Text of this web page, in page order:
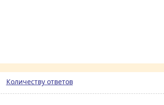
Количеству ответов